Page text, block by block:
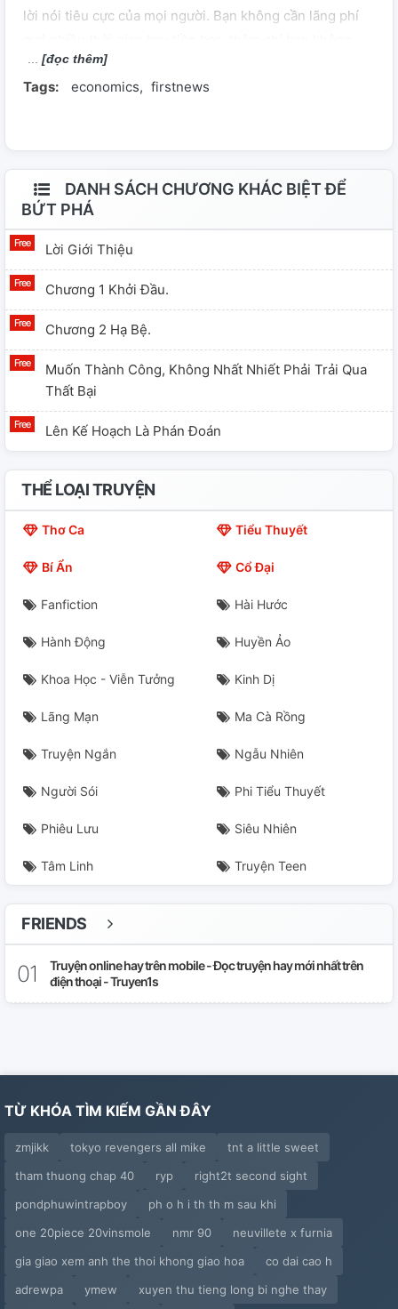
lời nói tiêu cực của mọi người. Bạn không cần lãng phí
cần đến hội họp hay văn phòng làm việc. Cái bạn cần là
hãy bắt tay vào làm việc . Cuốn sách này sẽ dạy cho bạn
[đọc thêm]
Tags: economics firstnews
DANH SÁCH CHƯƠNG KHÁC BIỆT ĐỂ
BỨT PHÁ
Lời Giới Thiệu
Chương 1 Khởi Đầu.
Chương 2 Hạ Bệ.
Muốn Thành Công, Không Nhất Nhiết Phải Trải Qua
Thất Bại
Lên Kế Hoạch Là Phán Đoán
THỂ LOẠI TRUYỆN
Thơ Ca Tiểu Thuyết
Bí Ẩn Cổ Đại
Fanfiction Hài Hước
Hành Động Huyền Ảo
Khoa Học - Viễn Tưởng Kinh Dị
Lãng Mạn Ma Cà Rồng
Truyện Ngắn Ngẫu Nhiên
Người Sói Phi Tiểu Thuyết
Phiêu Lưu Siêu Nhiên
Tâm Linh Truyện Teen
FRIENDS
Truyện online hay trên mobile - Đọc truyện hay mới nhất trên
điện thoại - Truyen1s
TỪ KHÓA TÌM KIẾM GẦN ĐÂY
zmjikk tokyo revengers all mike
tnt a little sweet
tham thuong chap 40
ryp
right2t second sight
pondphuwintrapboy
ph o h i th th m sau khi
one 20piece 20vinsmole
nmr 90
neuvillete x furnia
gia giao xem anh the thoi khong giao hoa
co dai cao h
adrewpa
ymew xuyen thu tieng long bi nghe thay